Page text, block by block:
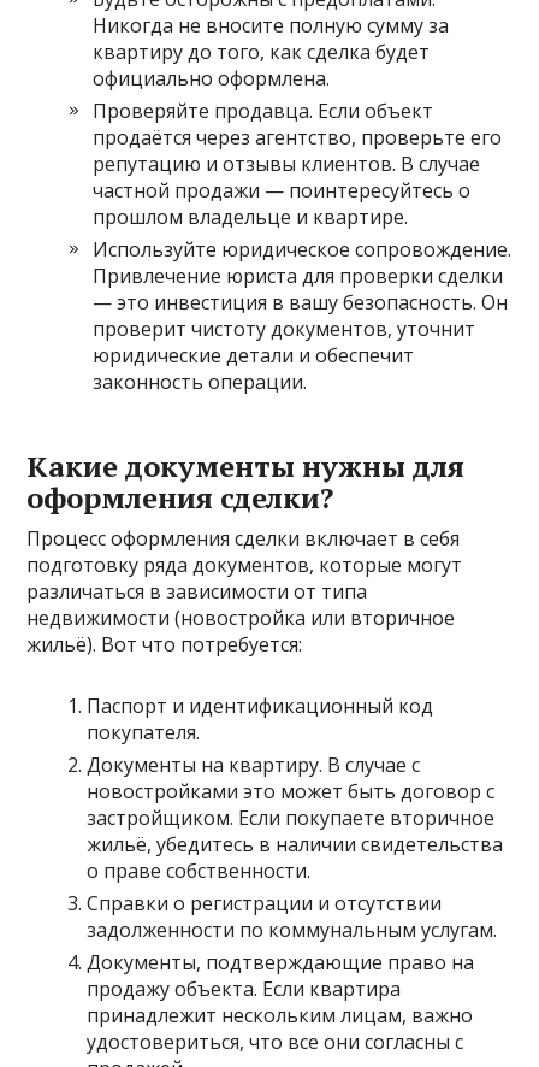
Никогда не вносите полную сумму за
квартиру до того, как сделка будет
официально оформлена.
Проверяйте продавца. Если объект
продаётся через агентство, проверьте его
репутацию и отзывы клиентов. В случае
частной продажи — поинтересуйтесь о
прошлом владельце и квартире.
Используйте юридическое сопровождение.
Привлечение юриста для проверки сделки
— это инвестиция в вашу безопасность. Он
проверит чистоту документов, уточнит
юридические детали и обеспечит
законность операции.
Какие документы нужны для
оформления сделки?
Процесс оформления сделки включает в себя
подготовку ряда документов, которые могут
различаться в зависимости от типа
недвижимости (новостройка или вторичное
жильё). Вот что потребуется:
Паспорт и идентификационный код
покупателя.
Документы на квартиру. В случае с
новостройками это может быть договор с
застройщиком. Если покупаете вторичное
жильё, убедитесь в наличии свидетельства
о праве собственности.
Справки о регистрации и отсутствии
задолженности по коммунальным услугам.
Документы, подтверждающие право на
продажу объекта. Если квартира
принадлежит нескольким лицам, важно
удостовериться, что все они согласны с